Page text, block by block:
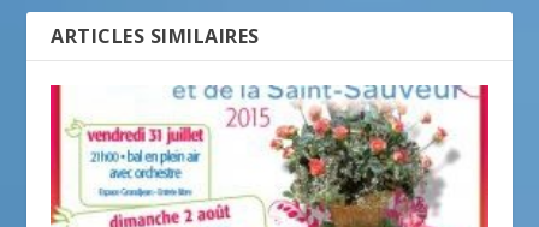
ARTICLES SIMILAIRES